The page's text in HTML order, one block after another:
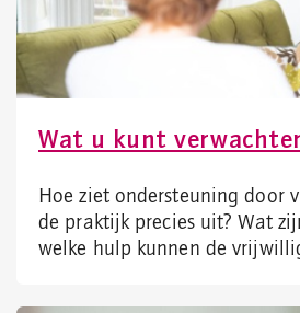
Wat u kunt
Hoe ziet ondersteuning door
de praktijk precies uit? Wat
welke hulp kunnen de